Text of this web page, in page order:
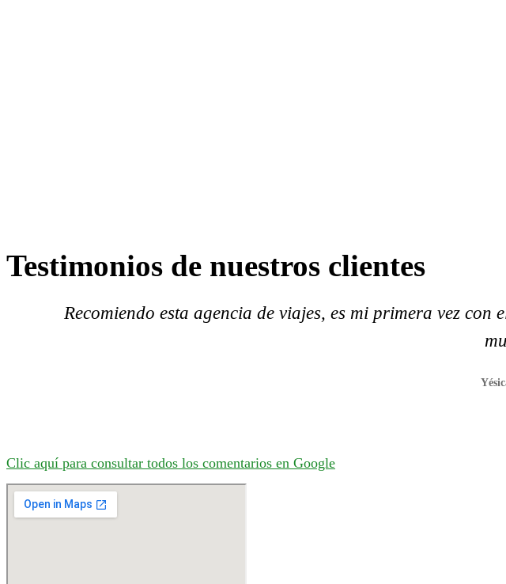
Testimonios de nuestros clientes
Recomiendo esta agencia de viajes, es mi primera vez
Clic aquí para consultar todos los comentarios en Google